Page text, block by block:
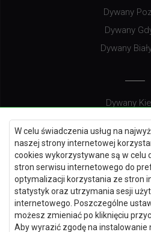
W celu świadczenia usług na
naszej strony internetowej
cookies wykorzystywane są w celu
stron serwisu internetowego do
optymalizacji korzystania ze stron
statystyk oraz utrzymania sesji
internetowego. Poszczególne
możesz zmieniać po kliknięciu
Aby wyrazić zgodę na
Dywany
Dywany
Dywany
Dywany
Dywany
Dywany
Dywany
Dywany
Dywany